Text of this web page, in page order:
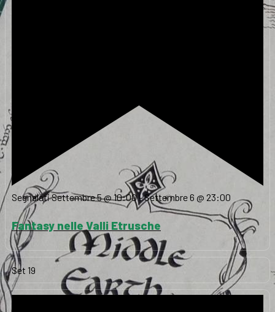
SegnalatiSettembre 5 @ 10:00-Settembre 6 @ 23:00
Fantasy nelle Valli Etrusche
Set 19